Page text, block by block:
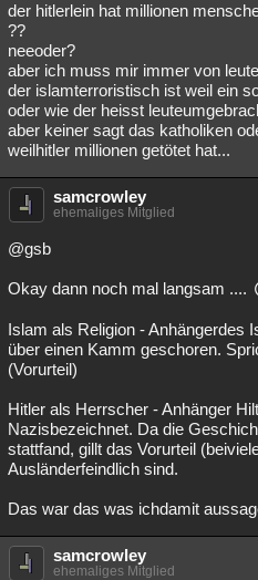
der hitlerlein hat millionen
??
neeoder?
aber ich muss mir immer von
der islamterroristisch ist weil ein
oder wie der heisst
aber keiner sagt das katholiken
weilhitler millionen getötet hat...
samcrowley
ehemaliges Mitglied
@gsb
Okay dann noch mal langsam ....
Islam als Religion - Anhängerdes
über einen Kamm geschoren.
(Vorurteil)
Hitler als Herrscher - Anhänger
Nazisbezeichnet. Da die
stattfand, gillt das Vorurteil
Ausländerfeindlich sind.
Das war das was ichdamit
samcrowley
ehemaliges Mitglied